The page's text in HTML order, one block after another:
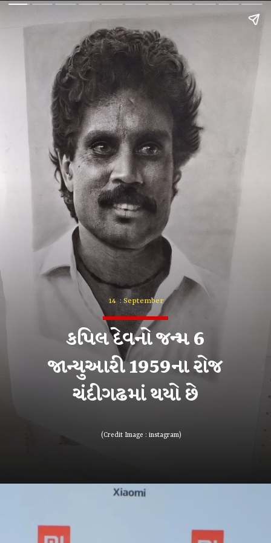
(Credit Image : instagram)
14 : September
કપિલ દેવનો જન્મ 6
જાન્યુઆરી 1959ના રોજ
ચંદીગઢમાં થયો છે